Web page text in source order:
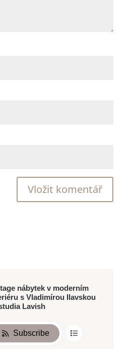
nábytek v moderním
s Vladimírou Ilavskou
Lavish
Subscribe